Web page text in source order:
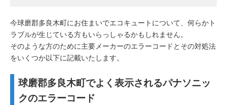
今球磨郡多良木町にお住まいでエコキュートについて、何らかト
ラブルが生じている方もいらっしゃるかもしれません。
そのような方のために主要メーカーのエラーコードとその対処法
をいくつか以下に記載いたします。
球磨郡多良木町でよく表示されるパナソニッ
クのエラーコード